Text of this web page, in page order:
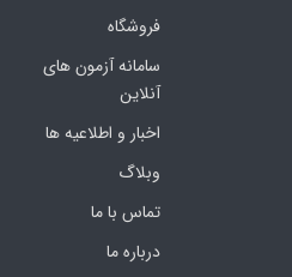
فروشگاه
سامانه آزمون های
آنلاین
اخبار و اطلاعیه ها
وبلاگ
تماس با ما
درباره ما